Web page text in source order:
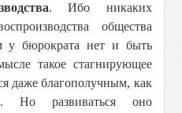
. Ибо никаких
общества
у бюрократа нет и быть
такое стагнирующее
даже благополучным, как
Но развиваться оно